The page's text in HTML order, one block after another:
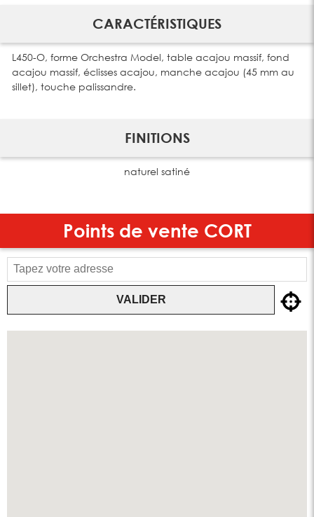
CARACTÉRISTIQUES
L450-O, forme Orchestra Model, table acajou massif, fond
acajou massif, éclisses acajou, manche acajou (45 mm au
sillet), touche palissandre.
FINITIONS
naturel satiné
Points de vente CORT
VALIDER